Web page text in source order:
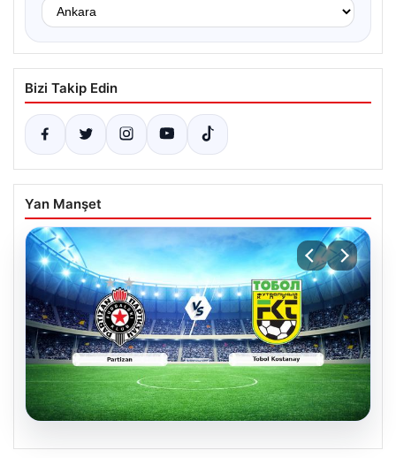
Bizi Takip Edin
Yan Manşet
06.08.2026